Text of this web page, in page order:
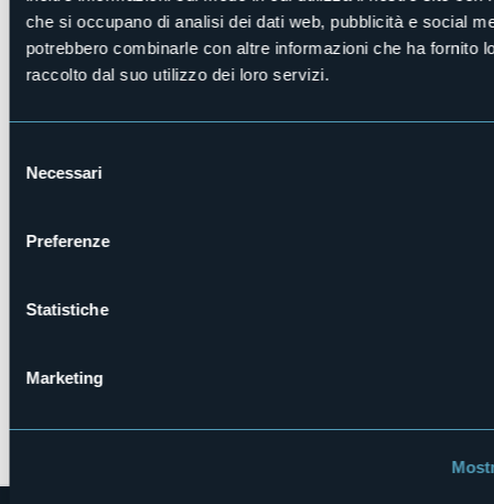
che si occupano di analisi dei dati web, pubblicità e social
potrebbero combinarle con altre informazioni che ha fornito
raccolto dal suo utilizzo dei loro servizi.
delNecessari
Preferenze
Statistiche
Marketing
info@teatrolafabbrica.com
Sito web
https://www.teatrolafabbrica.com/
Corso Italia, 13